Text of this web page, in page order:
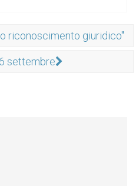
riconoscimento giuridico"
settembre